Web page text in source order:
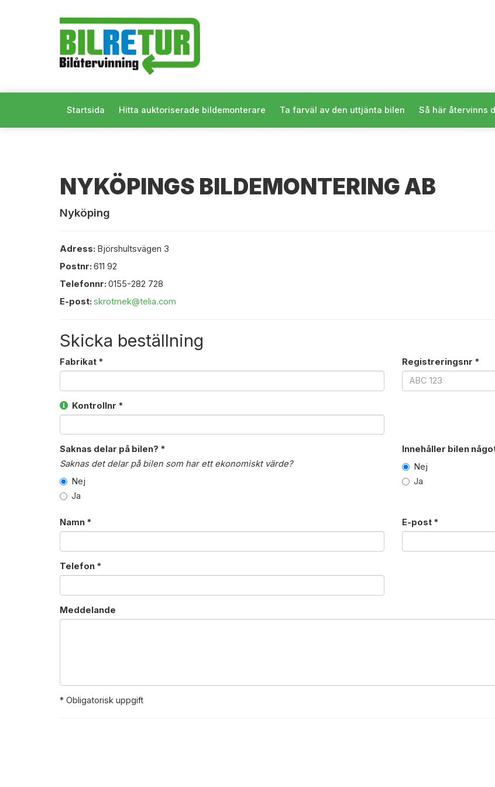
Startsida Hitta auktoriserade bildemonterare Ta farväl av den uttjänta bilen Så här återvinns
NYKÖPINGS BILDEMONTERING AB
Nyköping
Adress: Björshultsvägen 3
Postnr: 611 92
Telefonnr: 0155-282 728
E-post: skrotmek@telia.com
Skicka beställning
Fabrikat * Registreringsnr *
Kontrollnr *
Saknas delar på bilen? *
Saknas det delar på bilen som har ett ekonomiskt värde?
Nej
Ja
Innehåller bilen
Nej
Ja
Namn *
Telefon *
E-post *
Meddelande
* Obligatorisk uppgift